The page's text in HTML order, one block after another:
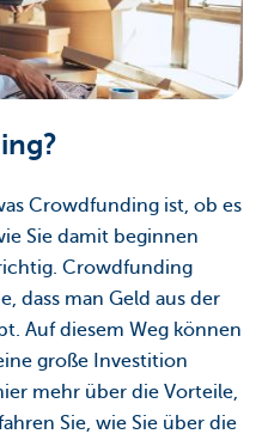
Crowdfunding ist, ob es
Sie damit beginnen
Crowdfunding
dass man Geld aus der
Auf diesem Weg können
große Investition
mehr über die Vorteile,
Sie, wie Sie über die